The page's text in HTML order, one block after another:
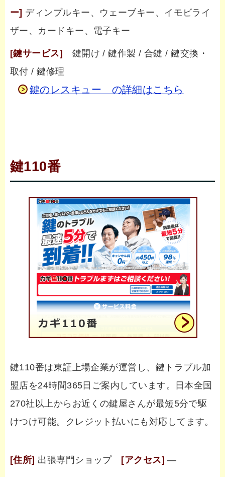
ー] ディンプルキー、ウェーブキー、イモビライ
ザー、カードキー、電子キー
[鍵サービス]
鍵開け / 鍵作製 / 合鍵 / 鍵交換・
取付 / 鍵修理
鍵のレスキュー の詳細はこちら
鍵110番
鍵110番は東証上場企業が運営し、鍵トラブル加
盟店を24時間365日ご案内しています。日本全国
270社以上からお近くの鍵屋さんが最短5分で駆
けつけ可能。クレジット払いにも対応してます。
[住所] 出張専門ショップ [アクセス] ―